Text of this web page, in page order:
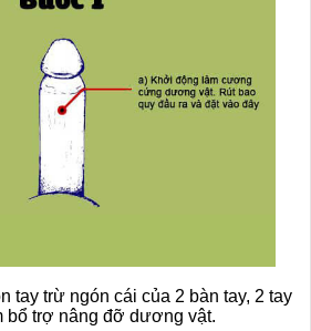
tay trừ ngón cái của 2 bàn tay, 2 tay
trợ nâng đỡ dương vật.